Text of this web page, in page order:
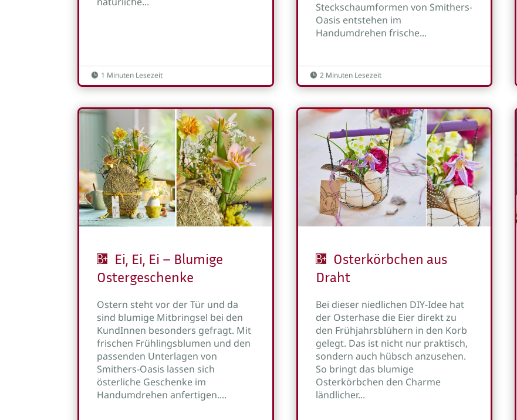
 1 Minuten Lesezeit
Steckschaumformen von Smithers-
Oasis entstehen im
Handumdrehen frische...
 2 Minuten Lesezeit
Ei, Ei, Ei – Blumige
Ostergeschenke
Ostern steht vor der Tür und da
sind blumige Mitbringsel bei den
KundInnen besonders gefragt. Mit
frischen Frühlingsblumen und den
passenden Unterlagen von
Smithers-Oasis lassen sich
österliche Geschenke im
Handumdrehen anfertigen....
Osterkörbchen aus
Draht
Bei dieser niedlichen DIY-Idee hat
der Osterhase die Eier direkt zu
den Frühjahrsblühern in den Korb
gelegt. Das ist nicht nur praktisch,
sondern auch hübsch anzusehen.
So bringt das blumige
Osterkörbchen den Charme
ländlicher...